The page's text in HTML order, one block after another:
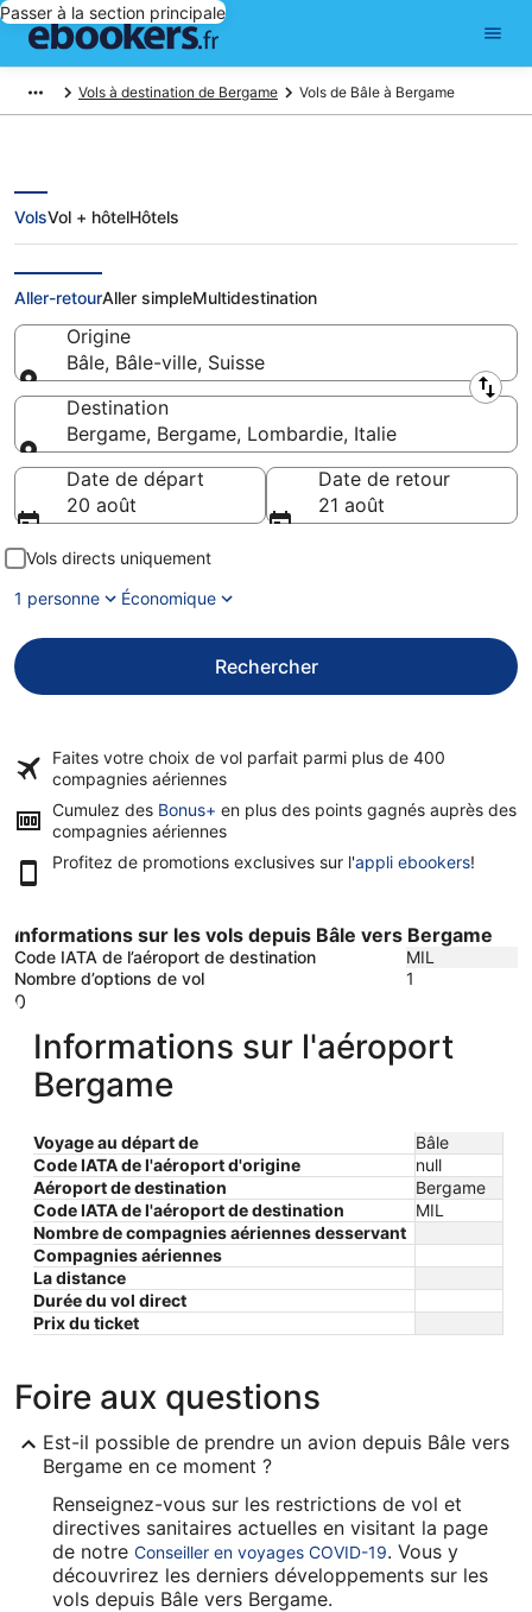
Passer à la section principale
Vols à destination de Bergame Vols de Bâle à Bergame
Vols pas chers de Bâle à Bergame
VolsVol + hôtelHôtels
Aller-retourAller simpleMultidestination
Origine
Bâle, Bâle-ville, Suisse
Origine
Destination
Bergame, Bergame, Lombardie, Italie
Destination
Date de départ
20 août
Date de retour
21 août
Vols directs uniquement
1 personne
Économique
Rechercher
Faites votre choix de vol parfait parmi plus de 400
compagnies aériennes
Cumulez des Bonus+ en plus des points gagnés auprès des
compagnies aériennes
Profitez de promotions exclusives sur l'appli ebookers!
Informations sur les vols depuis Bâle vers Bergame
Code IATA de l’aéroport de destination
MIL
Nombre d’options de vol
1
0
Informations sur l'aéroport
Bergame
Voyage au départ de
Bâle
Code IATA de l'aéroport d'origine
null
Aéroport de destination
Bergame
Code IATA de l'aéroport de destination
MIL
Nombre de compagnies aériennes desservant
Compagnies aériennes
La distance
Durée du vol direct
Prix ​​du ticket
Foire aux questions
Est-il possible de prendre un avion depuis Bâle vers
Bergame en ce moment ?
Renseignez-vous sur les restrictions de vol et
directives sanitaires actuelles en visitant la page
de notre Conseiller en voyages COVID-19. Vous y
découvrirez les derniers développements sur les
vols depuis Bâle vers Bergame.